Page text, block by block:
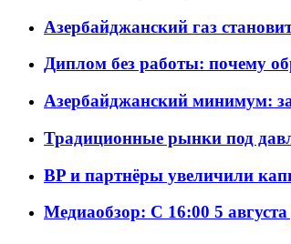
Азербайджанский газ
Диплом без работы: почему
Азербайджанский минимум:
Традиционные рынки под
BP и партнёры увеличили
Медиаобзор: С 16:00 5 августа